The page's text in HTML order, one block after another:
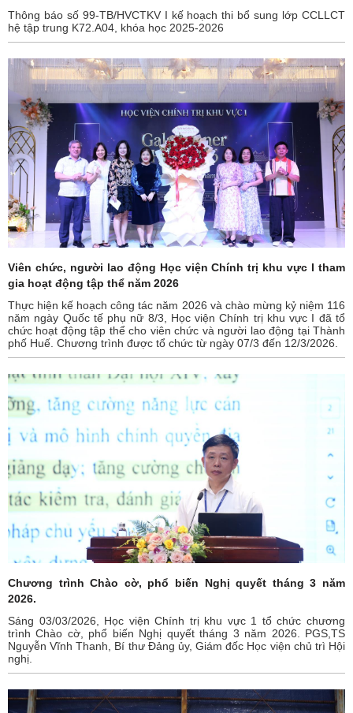
Thông báo số 99-TB/HVCTKV I kế hoạch thi bổ sung lớp CCLLCT
hệ tập trung K72.A04, khóa học 2025-2026
Viên chức, người lao động Học viện Chính trị khu vực I tham
gia hoạt động tập thể năm 2026
Thực hiện kế hoạch công tác năm 2026 và chào mừng kỷ niệm 116
năm ngày Quốc tế phụ nữ 8/3, Học viện Chính trị khu vực I đã tổ
chức hoạt động tập thể cho viên chức và người lao động tại Thành
phố Huế. Chương trình được tổ chức từ ngày 07/3 đến 12/3/2026.
Chương trình Chào cờ, phổ biến Nghị quyết tháng 3 năm
2026.
Sáng 03/03/2026, Học viện Chính trị khu vực 1 tổ chức chương
trình Chào cờ, phổ biến Nghị quyết tháng 3 năm 2026. PGS,TS
Nguyễn Vĩnh Thanh, Bí thư Đảng ủy, Giám đốc Học viện chủ trì Hội
nghị.